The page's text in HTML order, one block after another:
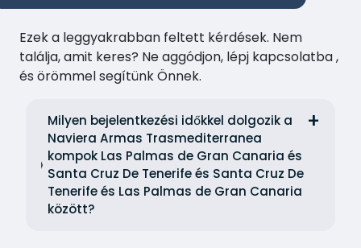
Ezek a leggyakrabban feltett kérdések. Nem
találja, amit keres? Ne aggódjon, lépj kapcsolatba ,
és örömmel segítünk Önnek.
Milyen bejelentkezési időkkel dolgozik a
Naviera Armas Trasmediterranea
kompok Las Palmas de Gran Canaria és
Santa Cruz De Tenerife és Santa Cruz De
Tenerife és Las Palmas de Gran Canaria
között?